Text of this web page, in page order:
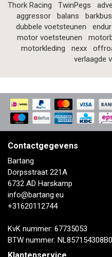
Thork Racing
TwinPegs
aggressor
balans
dubbele voetsteunen
motor voetsteunen
motorkleding
nexx
verlaagde
Contactgegevens
Bartang
Dorpsstraat 221A
6732 AD Harskamp
info@bartang.eu
+31620112744
KvK nummer: 67735053
BTW nummer: